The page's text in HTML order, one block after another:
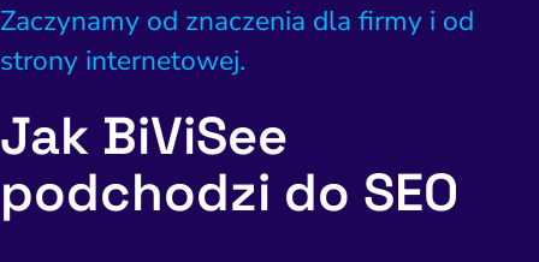
Zaczynamy od znaczenia dla firmy i od
strony internetowej.
Jak BiViSee
podchodzi do SEO